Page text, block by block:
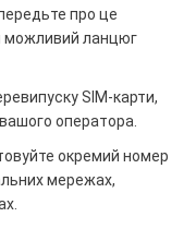
про це
можливий ланцюг
SIM-карти,
оператора.
окремий номер
мережах,